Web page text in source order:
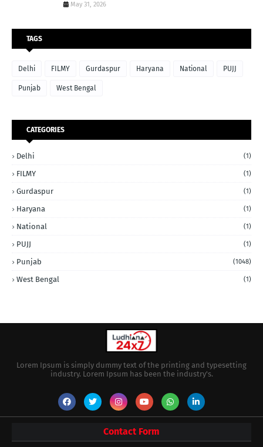
May 31, 2026
TAGS
Delhi FILMY Gurdaspur Haryana National PUJJ
Punjab West Bengal
CATEGORIES
Delhi (1)
FILMY (1)
Gurdaspur (1)
Haryana (1)
National (1)
PUJJ (1)
Punjab (1048)
West Bengal (1)
Lorem Ipsum is simply dummy text of the printing and typesetting
industry. Lorem Ipsum has been the industry's.
Contact Form